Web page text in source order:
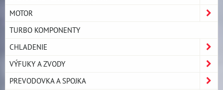
MOTOR
TURBO KOMPONENTY
CHLADENIE
VÝFUKY A ZVODY
PREVODOVKA A SPOJKA